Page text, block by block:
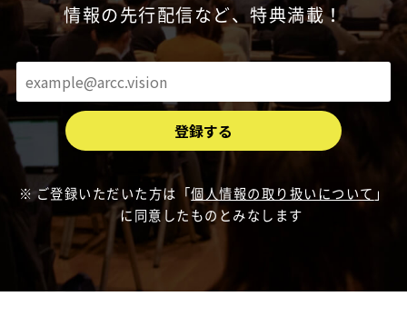
情報の先行配信など、特典満載！
ご登録いただいた方は「個人情報の取り扱いについて 」
に同意したものとみなします